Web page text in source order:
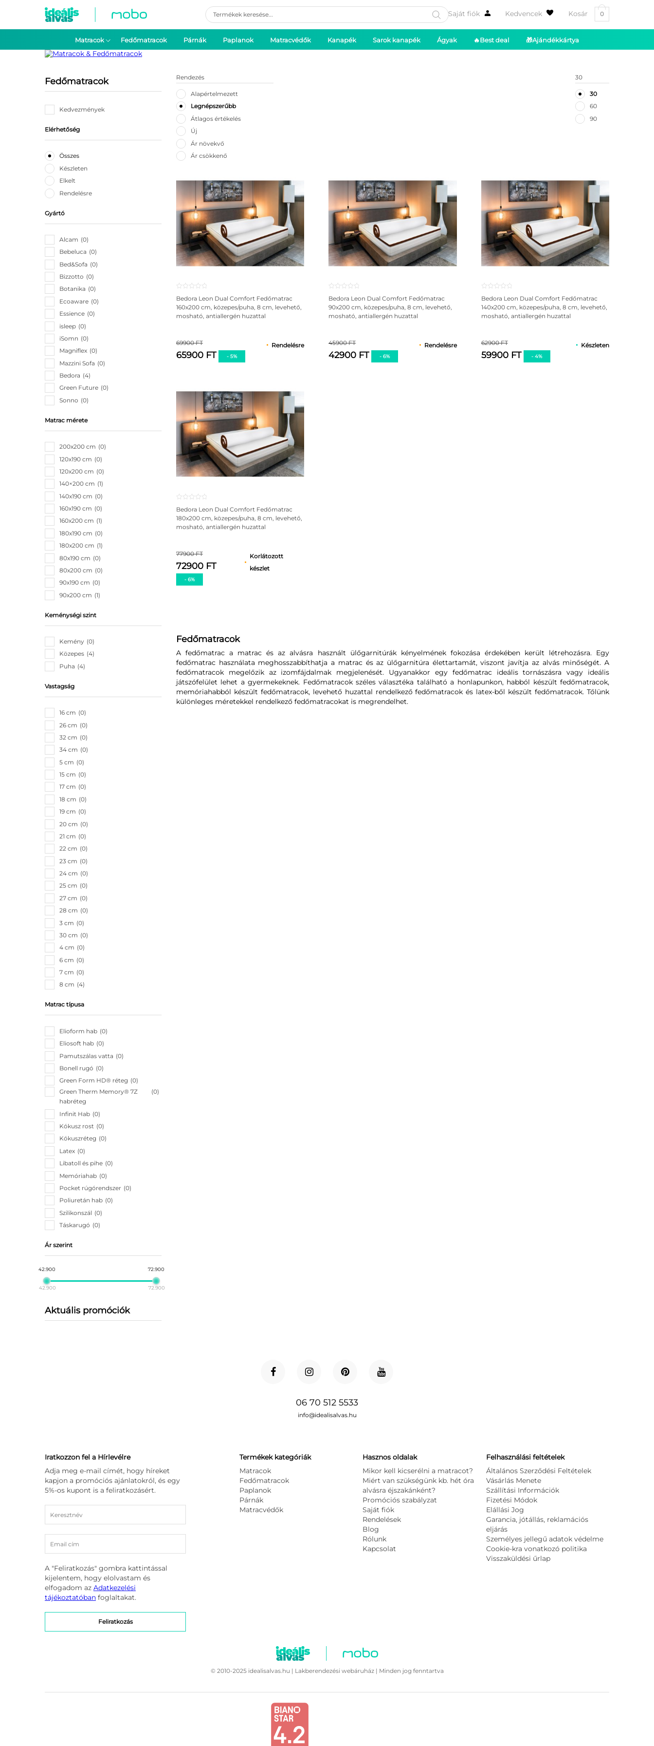
Products
search Saját fiók Kedvencek Kosár 0
Matracok Fedőmatracok Párnák Paplanok Matracvédők Kanapék Sarok kanapék Ágyak 🔥Best deal 🎁Ajándékkártya
Fedőmatracok
Kedvezmények
Elérhetőség
Összes
Készleten
Elkelt
Rendelésre
Gyártó
Alcam
0
Bebeluca
0
Bed&Sofa
0
Bizzotto
0
Botanika
0
Ecoaware 0
Essience 0
isleep 0
iSomn
0
Magniflex 0
Mazzini Sofa
0
Bedora
4
Green Future 0
Sonno
0
Matrac mérete
200x200 cm
0
120x190 cm
0
120x200 cm
0
140×200 cm
1
140x190 cm
0
160x190 cm
0
160x200 cm
1
180x190 cm
0
180x200 cm
1
80x190 cm
0
80x200 cm
0
90x190 cm
0
90x200 cm
1
Keménységi szint
Kemény 0
Közepes 4
Puha
4
Vastagság
16 cm
0
26 cm
0
32 cm
0
34 cm
0
5 cm
0
15 cm
0
17 cm
0
18 cm
0
19 cm
0
20 cm
0
21 cm
0
22 cm
0
23 cm
0
24 cm
0
25 cm
0
27 cm
0
28 cm
0
3 cm
0
30 cm
0
4 cm
0
6 cm
0
7 cm
0
8 cm
4
Matrac típusa
Elioform hab 0
Eliosoft hab 0
Pamutszálas vatta
0
Bonell rugó
0
Green Form HD® réteg
0
Green Therm Memory® 7Z
habréteg
0
Infinit Hab 0
Kókusz rost 0
Kókuszréteg
0
Latex 0
Libatoll és pihe 0
Memóriahab 0
Pocket rúgórendszer 0
Poliuretán hab 0
Szilikonszál
0
Táskarugó
0
Ár szerint
42.900 72.900
42.900 72.900
Aktuális promóciók
30
30
60
90
Rendezés
Alapértelmezett
Legnépszerűbb
Átlagos értékelés
Új
Ár növekvő
Ár csökkenő
Bedora Leon Dual Comfort Fedőmatrac
160x200 cm, közepes/puha, 8 cm, levehető,
mosható, antiallergén huzattal
69900 FT
65900 FT - 5%
Rendelésre
Bedora Leon Dual Comfort Fedőmatrac
90x200 cm, közepes/puha, 8 cm, levehető,
mosható, antiallergén huzattal
45900 FT
42900 FT - 6%
Rendelésre
Bedora Leon Dual Comfort Fedőmatrac
140x200 cm, közepes/puha, 8 cm, levehető,
mosható, antiallergén huzattal
62900 FT
59900 FT - 4%
Készleten
Bedora Leon Dual Comfort Fedőmatrac
180x200 cm, közepes/puha, 8 cm, levehető,
mosható, antiallergén huzattal
77900 FT
72900 FT
- 6%
Korlátozott
készlet
Fedőmatracok
A fedőmatrac a matrac és az alvásra használt ülőgarnitúrák kényelmének fokozása érdekében került létrehozásra. Egy
fedőmatrac használata meghosszabbíthatja a matrac és az ülőgarnitúra élettartamát, viszont javítja az alvás minőségét. A
fedőmatracok megelőzik az izomfájdalmak megjelenését. Ugyanakkor egy fedőmatrac ideális tornászásra vagy ideális
játszófelület lehet a gyermekeknek. Fedőmatracok széles választéka található a honlapunkon, habból készült fedőmatracok,
memóriahabból készült fedőmatracok, levehető huzattal rendelkező fedőmatracok és latex-ből készült fedőmatracok. Tőlünk
különleges méretekkel rendelkező fedőmatracokat is megrendelhet.
06 70 512 5533
info@idealisalvas.hu
Iratkozzon fel a Hírlevélre
Adja meg e-mail címét, hogy híreket
kapjon a promóciós ajánlatokról, és egy
5%-os kupont is a feliratkozásért.
A "Feliratkozás" gombra kattintással
kijelentem, hogy elolvastam és
elfogadom az Adatkezelési
tájékoztatóban foglaltakat.
Termékek kategóriák
Matracok
Fedőmatracok
Paplanok
Párnák
Matracvédők
Hasznos oldalak
Mikor kell kicserélni a matracot?
Miért van szükségünk kb. hét óra
alvásra éjszakánként?
Promóciós szabályzat
Saját fiók
Rendelések
Blog
Rólunk
Kapcsolat
Felhasználási feltételek
Általános Szerződési Feltételek
Vásárlás Menete
Szállítási Információk
Fizetési Módok
Elállási Jog
Garancia, jótállás, reklamációs
eljárás
Személyes jellegű adatok védelme
Cookie-kra vonatkozó politika
Visszaküldési űrlap
© 2010-2025 idealisalvas.hu | Lakberendezési webáruház | Minden jog fenntartva